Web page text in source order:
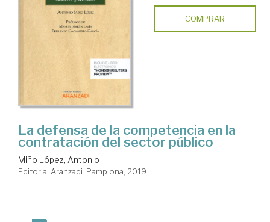
COMPRAR
La defensa de la competencia en la
contratación del sector público
Miño López, Antonio
Editorial Aranzadi. Pamplona, 2019